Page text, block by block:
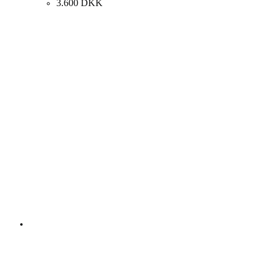
3.600 DKK